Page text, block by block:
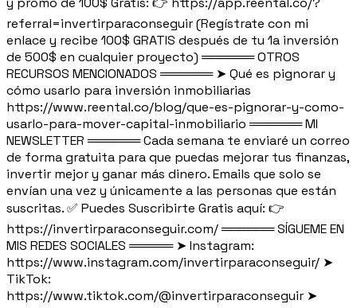
referral=invertirparaconseguir (Regístrate con mi
enlace y recibe 100$ GRATIS después de tu 1a inversión
de 500$ en cualquier proyecto) ══════ OTROS
RECURSOS MENCIONADOS ══════ ➤ Qué es pignorar y
cómo usarlo para inversión inmobiliarias
https://www.reental.co/blog/que-es-pignorar-y-como-
usarlo-para-mover-capital-inmobiliario ══════ MI
NEWSLETTER ══════ Cada semana te enviaré un correo
de forma gratuita para que puedas mejorar tus finanzas,
invertir mejor y ganar más dinero. Emails que solo se
envían una vez y únicamente a las personas que están
suscritas. ✅ Puedes Suscribirte Gratis aquí: 👉
https://invertirparaconseguir.com/ ══════ SÍGUEME EN
MIS REDES SOCIALES ═════ ➤ Instagram:
https://www.instagram.com/invertirparaconseguir/ ➤
TikTok:
https://www.tiktok.com/@invertirparaconseguir ➤